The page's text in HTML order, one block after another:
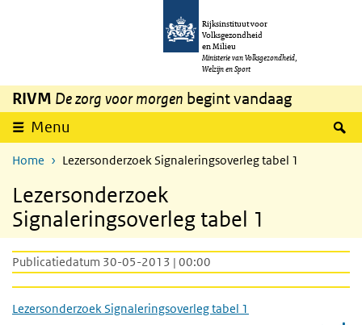
Overslaan en naar de inhoud gaan
Rijksinstituut voor
Volksgezondheid
en Milieu
Ministerie van Volksgezondheid,
Welzijn en Sport
RIVM De zorg voor morgen begint vandaag
Menu
Home Lezersonderzoek Signaleringsoverleg tabel 1
Lezersonderzoek
Signaleringsoverleg tabel 1
Publicatiedatum 30-05-2013 | 00:00
Lezersonderzoek Signaleringsoverleg tabel 1